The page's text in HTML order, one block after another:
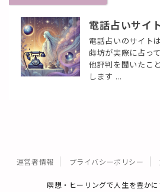
電話占いサイ
電話占いのサイト
蒔坊が実際に占っ
他評判を聞いたこ
します ...
運営者情報 プライバシーポリシー
瞑想・ヒーリングで人生を豊か